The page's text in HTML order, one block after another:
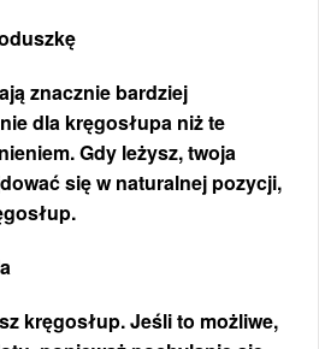
znacznie bardziej
dla kręgosłupa niż te
Gdy leżysz, twoja
się w naturalnej pozycji,
kręgosłup. Jeśli to możliwe,